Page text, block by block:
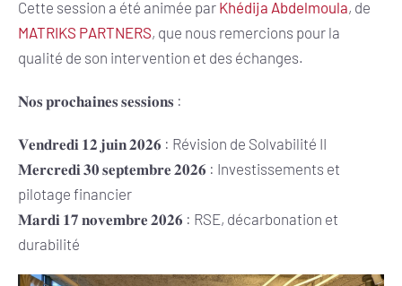
Cette session a été animée par Khédija Abdelmoula, de
MATRIKS PARTNERS, que nous remercions pour la
qualité de son intervention et des échanges.
𝐍𝐨𝐬 𝐩𝐫𝐨𝐜𝐡𝐚𝐢𝐧𝐞𝐬 𝐬𝐞𝐬𝐬𝐢𝐨𝐧𝐬 :
𝐕𝐞𝐧𝐝𝐫𝐞𝐝𝐢 𝟏𝟐 𝐣𝐮𝐢𝐧 𝟐𝟎𝟐𝟔 : Révision de Solvabilité II
𝐌𝐞𝐫𝐜𝐫𝐞𝐝𝐢 𝟑𝟎 𝐬𝐞𝐩𝐭𝐞𝐦𝐛𝐫𝐞 𝟐𝟎𝟐𝟔 : Investissements et
pilotage financier
𝐌𝐚𝐫𝐝𝐢 𝟏𝟕 𝐧𝐨𝐯𝐞𝐦𝐛𝐫𝐞 𝟐𝟎𝟐𝟔 : RSE, décarbonation et
durabilité